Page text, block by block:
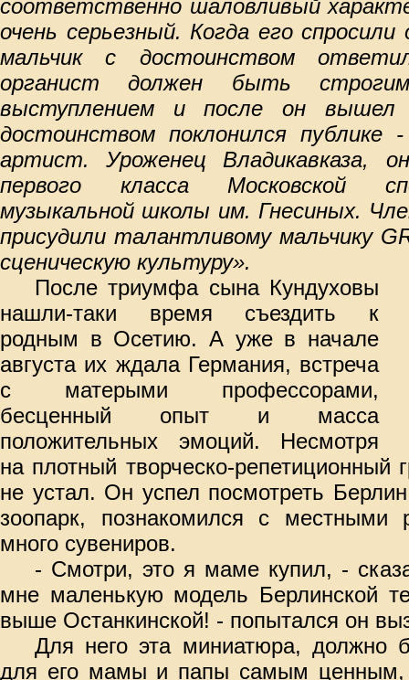
соответственно шаловливый
очень серьезный. Когда его
мальчик с достоинством
органист должен быть
выступлением и после он
достоинством поклонился публике
артист. Уроженец Владикавказа,
первого класса Московской
музыкальной школы им. Гнесиных.
присудили талантливому мальчику
сценическую культуру».
После триумфа сына Кундуховы
нашли-таки время съездить к
родным в Осетию. А уже в начале
августа их ждала Германия, встреча
с матерыми профессорами,
бесценный опыт и масса
положительных эмоций. Несмотря
на плотный творческо-репетиционный
не устал. Он успел посмотреть
зоопарк, познакомился с местными
много сувениров.
- Смотри, это я маме купил, -
мне маленькую модель Берлинской
выше Останкинской! - попытался он
Для него эта миниатюра, должно
для его мамы и папы самым ценным,